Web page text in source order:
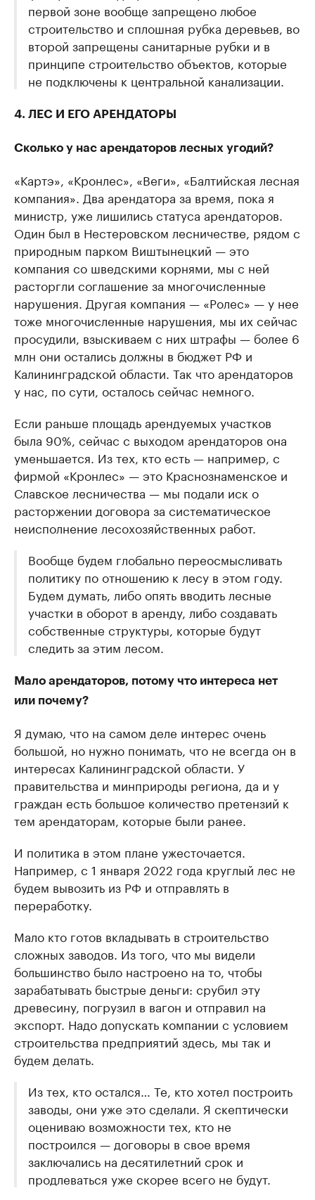
первой зоне вообще запрещено любое
строительство и сплошная рубка деревьев, во
второй запрещены санитарные рубки и в
принципе строительство объектов, которые
не подключены к центральной канализации.
4. ЛЕС И ЕГО АРЕНДАТОРЫ
Сколько у нас арендаторов лесных угодий?
«Картэ», «Кронлес», «Веги», «Балтийская лесная
компания». Два арендатора за время, пока я
министр, уже лишились статуса арендаторов.
Один был в Нестеровском лесничестве, рядом с
природным парком Виштынецкий — это
компания со шведскими корнями, мы с ней
расторгли соглашение за многочисленные
нарушения. Другая компания — «Ролес» — у нее
тоже многочисленные нарушения, мы их сейчас
просудили, взыскиваем с них штрафы — более 6
млн они остались должны в бюджет РФ и
Калининградской области. Так что арендаторов
у нас, по сути, осталось сейчас немного.
Если раньше площадь арендуемых участков
была 90%, сейчас с выходом арендаторов она
уменьшается. Из тех, кто есть — например, с
фирмой «Кронлес» — это Краснознаменское и
Славское лесничества — мы подали иск о
расторжении договора за систематическое
неисполнение лесохозяйственных работ.
Вообще будем глобально переосмысливать
политику по отношению к лесу в этом году.
Будем думать, либо опять вводить лесные
участки в оборот в аренду, либо создавать
собственные структуры, которые будут
следить за этим лесом.
Мало арендаторов, потому что интереса нет
или почему?
Я думаю, что на самом деле интерес очень
большой, но нужно понимать, что не всегда он в
интересах Калининградской области. У
правительства и минприроды региона, да и у
граждан есть большое количество претензий к
тем арендаторам, которые были ранее.
И политика в этом плане ужесточается.
Например, с 1 января 2022 года круглый лес не
будем вывозить из РФ и отправлять в
переработку.
Мало кто готов вкладывать в строительство
сложных заводов. Из того, что мы видели
большинство было настроено на то, чтобы
зарабатывать быстрые деньги: срубил эту
древесину, погрузил в вагон и отправил на
экспорт. Надо допускать компании с условием
строительства предприятий здесь, мы так и
будем делать.
Из тех, кто остался… Те, кто хотел построить
заводы, они уже это сделали. Я скептически
оцениваю возможности тех, кто не
построился — договоры в свое время
заключались на десятилетний срок и
продлеваться уже скорее всего не будут.